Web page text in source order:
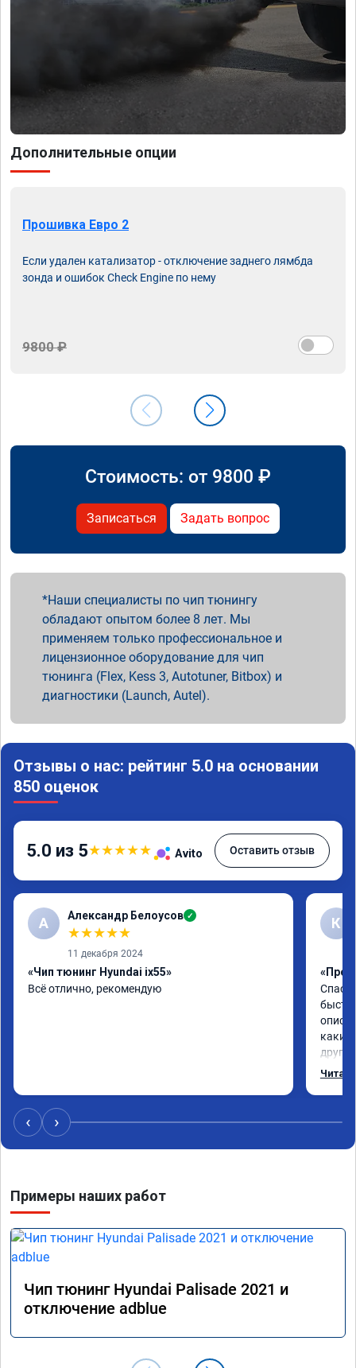
Дополнительные опции
Прошивка Евро 2
Если удален катализатор - отключение заднего лямбда
зонда и ошибок Check Engine по нему
9800 ₽
Стоимость: от 9800 ₽
Записаться Задать вопрос
Наши специалисты по чип тюнингу
обладают опытом более 8 лет. Мы
применяем только профессиональное и
лицензионное оборудование для чип
тюнинга (Flex, Kess 3, Autotuner, Bitbox) и
диагностики (Launch, Autel).
Отзывы о нас: рейтинг 5.0 на основании
850 оценок
5.0 из 5★★★★★ Avito Оставить отзыв
А Александр Белоусов ✓
★★★★★
11 декабря 2024
«Чип тюнинг Hyundai ix55»
Всё отлично, рекомендую
К
каких
‹ ›
Примеры наших работ
Чип тюнинг Hyundai Palisade 2021 и
отключение adblue